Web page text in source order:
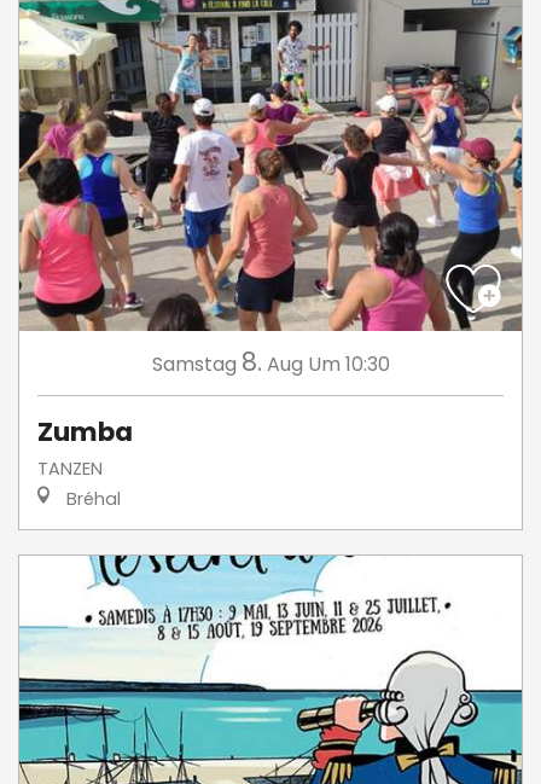
Samstag 8. Aug Um 10:30
Zumba
TANZEN
Bréhal